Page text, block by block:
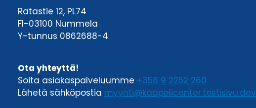
Ratastie 12, PL74
FI-03100 Nummela
Y-tunnus 0862688-4
Ota yhteyttä!
Soita asiakaspalveluumme +358 9 2252 260
Lähetä sähköpostia myynti@kaapelicenter.testisivu.dev